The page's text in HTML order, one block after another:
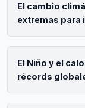
El cambio
extremas para
El Niño y el
récords